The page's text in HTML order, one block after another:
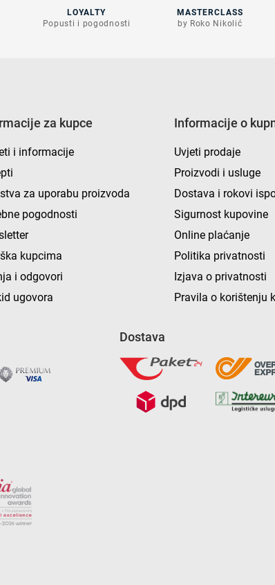
LOYALTY
Popusti i pogodnosti
MASTERCLASS
by Roko Nikolić
za kupce
i informacije
za uporabu proizvoda
pogodnosti
kupcima
i odgovori
ugovora
Informacije o
Uvjeti prodaje
Proizvodi i usluge
Dostava i rokovi
Sigurnost kupovine
Online plaćanje
Politika privatnosti
Izjava o privatnosti
Pravila o korištenju
Dostava